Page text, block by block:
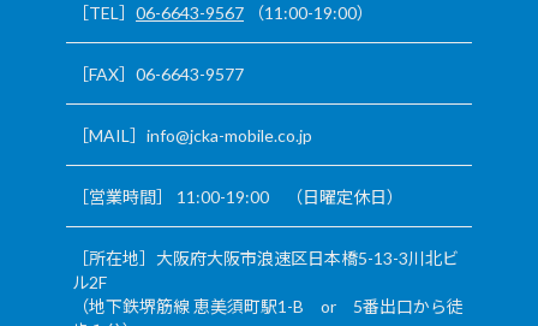
［TEL］ 06-6643-9567 （11:00-19:00）
［FAX］06-6643-9577
［MAIL］info@jcka-mobile.co.jp
［営業時間］ 11:00-19:00 （日曜定休日）
［所在地］大阪府大阪市浪速区日本橋5-13-3川北ビ
ル2F
（地下鉄堺筋線 恵美須町駅1-B or 5番出口から徒